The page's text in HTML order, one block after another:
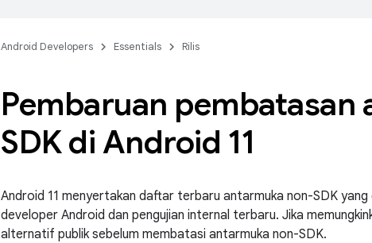
Android Developers Essentials Rilis
Pembaruan pembatasan
SDK di Android 11
Android 11 menyertakan daftar terbaru antarmuka non-SDK
developer Android dan pengujian internal terbaru. Jika
alternatif publik sebelum membatasi antarmuka non-SDK.